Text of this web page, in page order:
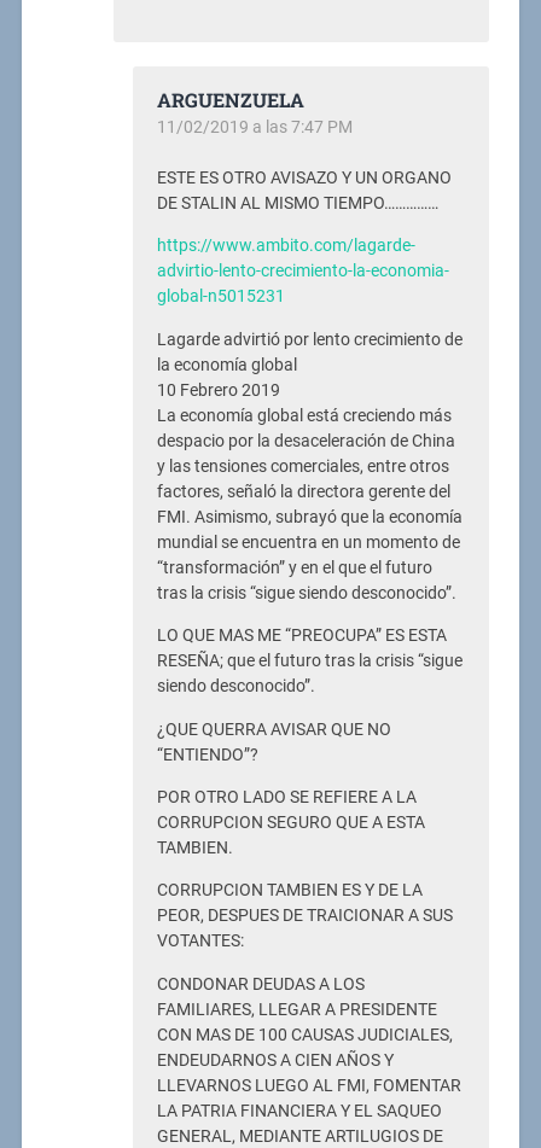
ARGUENZUELA
11/02/2019 a las 7:47 PM
ESTE ES OTRO AVISAZO Y UN ORGANO
DE STALIN AL MISMO TIEMPO……………
https://www.ambito.com/lagarde-
advirtio-lento-crecimiento-la-economia-
global-n5015231
Lagarde advirtió por lento crecimiento de
la economía global
10 Febrero 2019
La economía global está creciendo más
despacio por la desaceleración de China
y las tensiones comerciales, entre otros
factores, señaló la directora gerente del
FMI. Asimismo, subrayó que la economía
mundial se encuentra en un momento de
“transformación” y en el que el futuro
tras la crisis “sigue siendo desconocido”.
LO QUE MAS ME “PREOCUPA” ES ESTA
RESEÑA; que el futuro tras la crisis “sigue
siendo desconocido”.
¿QUE QUERRA AVISAR QUE NO
“ENTIENDO”?
POR OTRO LADO SE REFIERE A LA
CORRUPCION SEGURO QUE A ESTA
TAMBIEN.
CORRUPCION TAMBIEN ES Y DE LA
PEOR, DESPUES DE TRAICIONAR A SUS
VOTANTES:
CONDONAR DEUDAS A LOS
FAMILIARES, LLEGAR A PRESIDENTE
CON MAS DE 100 CAUSAS JUDICIALES,
ENDEUDARNOS A CIEN AÑOS Y
LLEVARNOS LUEGO AL FMI, FOMENTAR
LA PATRIA FINANCIERA Y EL SAQUEO
GENERAL, MEDIANTE ARTILUGIOS DE